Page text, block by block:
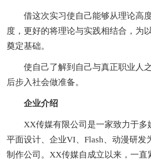
借这次实习使自己能够从理论高
度，更好的将理论与实践相结合，为
奠定基础。
使自己了解到自己与真正职业人之
后步入社会做准备。
企业介绍
XX传媒有限公司是一家致力于多
平面设计、企业VI、Flash、动漫研发
制作公司。XX传媒自成立以来，一直